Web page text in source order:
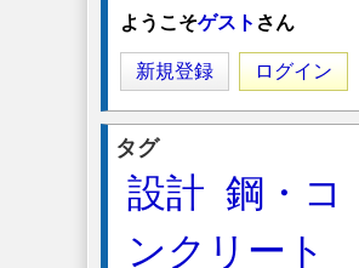
ようこそゲスト さん
新規登録 ログイン
タグ
設計 鋼・コ
ンクリート